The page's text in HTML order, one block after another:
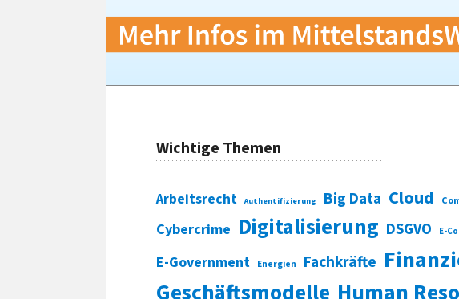
Wichtige Themen
Arbeitsrecht Authentifizierung Big Data Cloud
Cybercrime Digitalisierung DSGVO E-
E-Government Energien Fachkräfte